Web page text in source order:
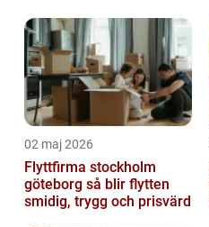
02 maj 2026
Flyttfirma stockholm
göteborg så blir flytten
smidig, trygg och prisvärd